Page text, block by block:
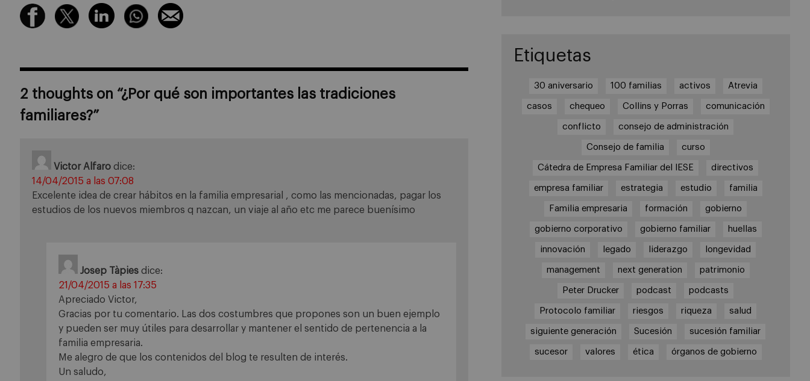
2 thoughts on “¿Por qué son importantes las tradiciones
familiares?”
Victor Alfaro dice:
14/04/2015 a las 07:08
Excelente idea de crear hábitos en la familia empresarial , como las mencionadas, pagar los
estudios de los nuevos miembros q nazcan, un viaje al año etc me parece buenísimo
Josep Tàpies dice:
21/04/2015 a las 17:35
Apreciado Victor,
Gracias por tu comentario. Las dos costumbres que propones son un buen ejemplo
y pueden ser muy útiles para desarrollar y mantener el sentido de pertenencia a la
familia empresaria.
Me alegro de que los contenidos del blog te resulten de interés.
Un saludo,
Etiquetas
30 aniversario 100 familias activos Atrevia
casos chequeo Collins y Porras comunicación
conflicto consejo de administración
Consejo de familia curso
Cátedra de Empresa Familiar del IESE directivos
empresa familiar estrategia estudio familia
Familia empresaria formación gobierno
gobierno corporativo gobierno familiar huellas
innovación legado liderazgo longevidad
management next generation patrimonio
Peter Drucker podcast podcasts
Protocolo familiar riesgos riqueza salud
siguiente generación Sucesión sucesión familiar
sucesor valores ética órganos de gobierno